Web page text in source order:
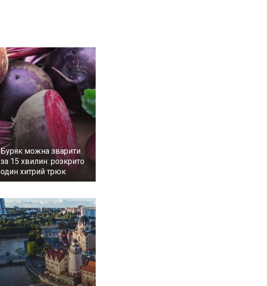
Буряк можна зварити
за 15 хвилин: розкрито
один хитрий трюк